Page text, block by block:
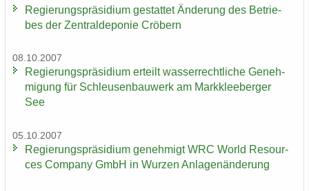
Re­gie­rungs­prä­si­di­um ge­stat­tet Än­de­rung des Be­trie­
bes der Zen­tral­de­po­nie Crö­bern
08.10.2007
Re­gie­rungs­prä­si­di­um er­teilt was­ser­recht­li­che Ge­neh­
mi­gung für Schleu­sen­bau­werk am Mark­klee­ber­ger
See
05.10.2007
Re­gie­rungs­prä­si­di­um ge­neh­migt WRC World Re­sour­
ces Com­pa­ny GmbH in Wur­zen An­la­gen­än­de­rung